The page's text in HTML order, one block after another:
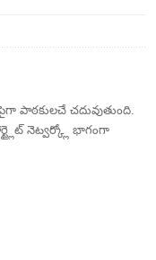
పాఠకులచే చదువుతుంది.
నెట్వర్క్లో భాగంగా